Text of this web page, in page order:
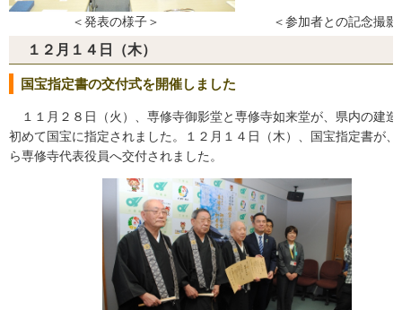
＜発表の様子＞ ＜参加者との記念撮影
１２月１４日（木）
国宝指定書の交付式を開催しました
１１月２８日（火）、専修寺御影堂と専修寺如来堂が、県内の建造
初めて国宝に指定されました。１２月１４日（木）、国宝指定書が、
ら専修寺代表役員へ交付されました。